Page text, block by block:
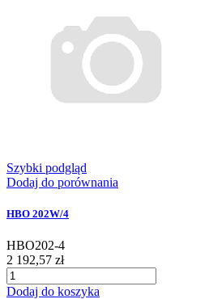
Szybki podgląd
Dodaj do porównania
HBO 202W/4
HBO202-4
2 192,57 zł
Dodaj do koszyka